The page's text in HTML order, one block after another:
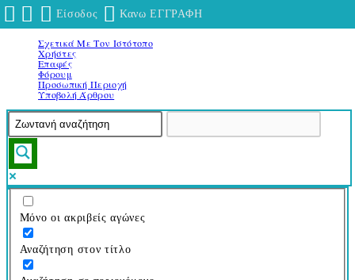
Μετάβαση
περιεχόμενο
Σχετικά Με Τον Ιστότοπο
Χρήστες
Επαφές
Φόρουμ
Προσωπική Περιοχή
Υποβολή Άρθρου
Μόνο οι ακριβείς αγώνες
Αναζήτηση στον τίτλο
Είσοδος Κανω ΕΓΓΡΑΦΗ